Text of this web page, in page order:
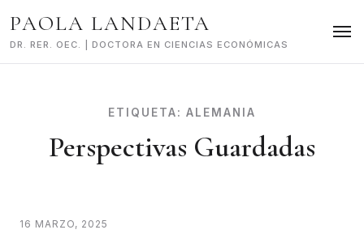
to
content
PAOLA LANDAETA
DR. RER. OEC. | DOCTORA EN CIENCIAS ECONÓMICAS
ETIQUETA: ALEMANIA
Perspectivas Guardadas
16 MARZO, 2025